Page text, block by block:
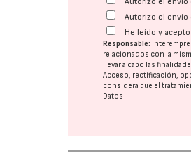
Autorizo el
He leído y
Responsable:
relacionados con la
llevar a cabo las
Acceso, rectificación,
considera que el
Datos